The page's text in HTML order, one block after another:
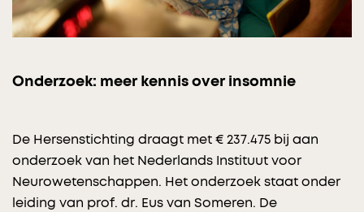
Onderzoek: meer kennis over insomnie
De Hersenstichting draagt met € 237.475 bij aan
onderzoek van het Nederlands Instituut voor
Neurowetenschappen. Het onderzoek staat onder
leiding van prof. dr. Eus van Someren. De